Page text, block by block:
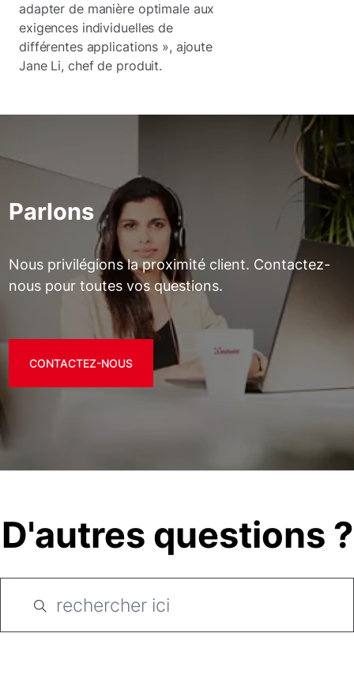
adapter de manière optimale aux
exigences individuelles de
différentes applications », ajoute
Jane Li, chef de produit.
Parlons
Nous privilégions la proximité client. Contactez-
nous pour toutes vos questions.
CONTACTEZ-NOUS
D'autres questions ?